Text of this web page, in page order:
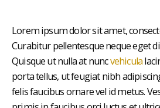
Lorem ipsum dolor sit amet,
Curabitur pellentesque neque eget
Quisque ut nulla at nuncvehicula
porta tellus, ut feugiat nibh
felis faucibus ornare vel id metus.